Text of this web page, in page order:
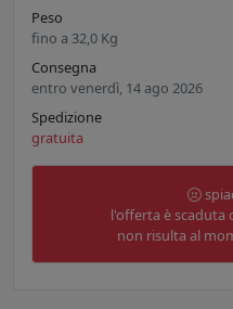
Peso
fino a 32,0 Kg
Consegna
entro venerdì, 14 ago 2026
Spedizione
gratuita
l'offerta è
non risulta al